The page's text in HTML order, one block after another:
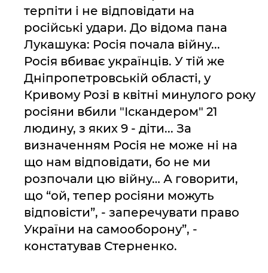
терпіти і не відповідати на
російські удари. До відома пана
Лукашука: Росія почала війну...
Росія вбиває українців. У тій же
Дніпропетровській області, у
Кривому Розі в квітні минулого року
росіяни вбили "Іскандером" 21
людину, з яких 9 - діти... За
визначенням Росія не може ні на
що нам відповідати, бо не ми
розпочали цю війну… А говорити,
що “ой, тепер росіяни можуть
відповісти”, - заперечувати право
України на самооборону”, -
констатував Стерненко.